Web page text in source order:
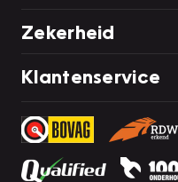
Zekerheid
Klantenservice